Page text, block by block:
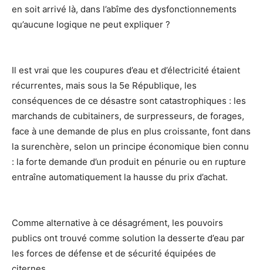
en soit arrivé là, dans l’abîme des dysfonctionnements
qu’aucune logique ne peut expliquer ?
Il est vrai que les coupures d’eau et d’électricité étaient
récurrentes, mais sous la 5e République, les
conséquences de ce désastre sont catastrophiques : les
marchands de cubitainers, de surpresseurs, de forages,
face à une demande de plus en plus croissante, font dans
la surenchère, selon un principe économique bien connu
: la forte demande d’un produit en pénurie ou en rupture
entraîne automatiquement la hausse du prix d’achat.
Comme alternative à ce désagrément, les pouvoirs
publics ont trouvé comme solution la desserte d’eau par
les forces de défense et de sécurité équipées de